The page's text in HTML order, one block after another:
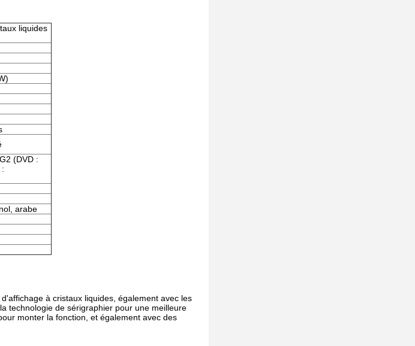
liquides
(DVD :
arabe
à cristaux liquides, également avec les
technologie de sérigraphier pour une meilleure
monter la fonction, et également avec des